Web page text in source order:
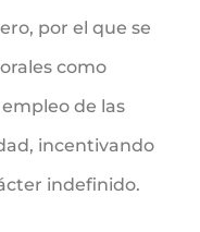
por el que se
como
de las
incentivando
indefinido.